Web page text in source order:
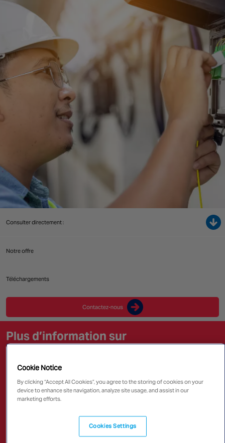
Singapore
EUROPE
Austria
Belgium
France
United Kingdom
Switzerland
Canada
Consulter directement :
Notre offre
Téléchargements
Contactez-nous
Plus d’information sur
Qui nous sommes
Malgré toutes les dispositions prises en matière de
prévention, l’efficacité de la lutte contre les effets
disposition des moyens adéquats, permettant
d’intervenir rapidement.
Cookie Notice
By clicking “Accept All Cookies”, you agree to the storing of cookies on your
device to enhance site navigation, analyze site usage, and assist in our
marketing efforts.
Cookies Settings